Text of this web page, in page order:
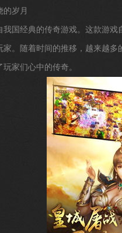
岁月
我国经典的传奇游戏。这款游
。随着时间的推移，越来越
家们心中的传奇。